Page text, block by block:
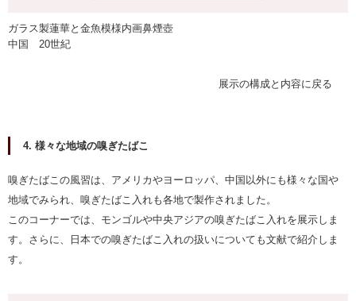
ガラス製蓮華と金魚模様内画鼻煙壺
中国 20世紀
展示の構成と内容に戻る
4. 様々な地域の嗅ぎたばこ
嗅ぎたばこの風習は、アメリカやヨーロッパ、中国以外にも様々な国や
地域でみられ、嗅ぎたばこ入れも各地で製作されました。
このコーナーでは、モンゴルや中央アジアの嗅ぎたばこ入れを展示しま
す。さらに、日本での嗅ぎたばこ入れの扱いについても文献で紹介しま
す。